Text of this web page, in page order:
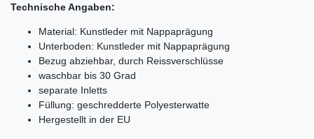
Technische Angaben:
Material: Kunstleder mit Nappaprägung
Unterboden: Kunstleder mit Nappaprägung
Bezug abziehbar, durch Reissverschlüsse
waschbar bis 30 Grad
separate Inletts
Füllung: geschredderte Polyesterwatte
Hergestellt in der EU